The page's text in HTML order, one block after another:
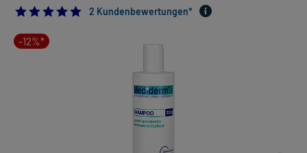
5.0
2 Kundenbewertungen*
-12%*